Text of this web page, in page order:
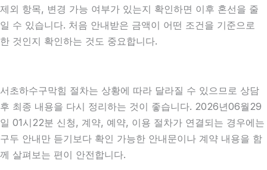
제외 항목, 변경 가능 여부가 있는지 확인하면 이후 혼선을 줄
일 수 있습니다. 처음 안내받은 금액이 어떤 조건을 기준으로
한 것인지 확인하는 것도 중요합니다.
서초하수구막힘 절차는 상황에 따라 달라질 수 있으므로 상담
후 최종 내용을 다시 정리하는 것이 좋습니다. 2026년06월29
일 01시22분 신청, 계약, 예약, 이용 절차가 연결되는 경우에는
구두 안내만 듣기보다 확인 가능한 안내문이나 계약 내용을 함
께 살펴보는 편이 안전합니다.